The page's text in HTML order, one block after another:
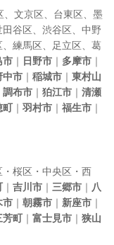
、 文京区、 台東区、 墨
田谷区、 渋谷区、 中野
、 練馬区、 足立区、 葛
市 ｜ 日野市 ｜ 多摩市 ｜
中市 ｜ 稲城市 ｜ 東村山
調布市 ｜ 狛江市 ｜ 清瀬
町｜ 羽村市 ｜ 福生市 ｜
・桜区・中央区・西
｜ 吉川市 ｜ 三郷市 ｜ 八
市 ｜ 朝霧市 ｜ 新座市 ｜
芳町｜ 富士見市 ｜ 狭山